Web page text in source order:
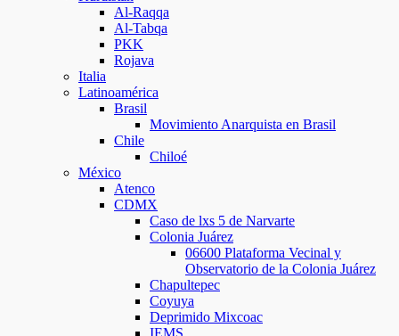
Al-Raqqa
Al-Tabqa
PKK
Rojava
Italia
Latinoamérica
Brasil
Movimiento Anarquista en Brasil
Chile
Chiloé
México
Atenco
CDMX
Caso de lxs 5 de Narvarte
Colonia Juárez
06600 Plataforma Vecinal y
Observatorio de la Colonia Juárez
Chapultepec
Coyuya
Deprimido Mixcoac